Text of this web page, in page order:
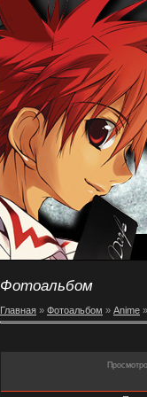
Фотоальбом
Главная » Фотоальбом » Anime »